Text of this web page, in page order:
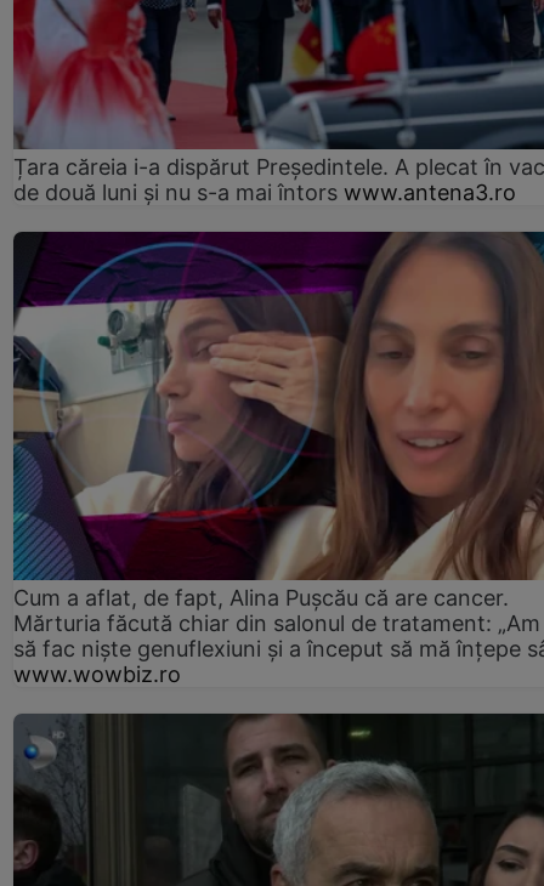
Țara căreia i-a dispărut Președintele. A plecat în
de două luni și nu s-a mai întors www.antena3.ro
Cum a aflat, de fapt, Alina Pușcău că are cancer.
Mărturia făcută chiar din salonul de tratament:
să fac niște genuflexiuni și a început să mă înțepe
www.wowbiz.ro